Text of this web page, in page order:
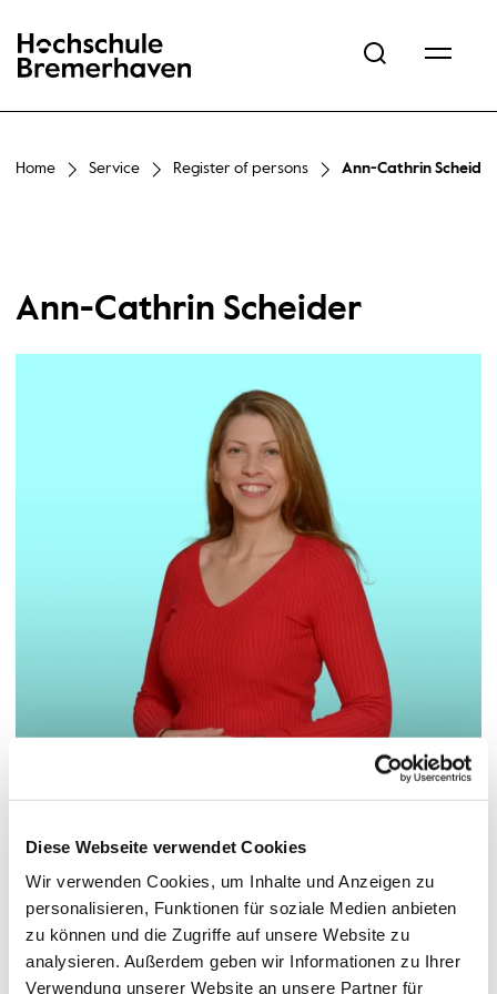
Diese Webseite verwendet Cookies
Wir verwenden Cookies, um Inhalte und Anzeigen zu
personalisieren, Funktionen für soziale Medien anbieten
zu können und die Zugriffe auf unsere Website zu
analysieren. Außerdem geben wir Informationen zu Ihrer
Verwendung unserer Website an unsere Partner für
Hochschule Bremerhaven
Home Service Register of persons Ann-Cathrin Scheider
Ann-Cathrin Scheider
© Hochschule Bremerhaven/Ann-Cathrin Scheider
Functions:
Lehrkraft für besondere Aufgaben
Tasks:
"Gründung, Innovation, Führung" Team Coach &
Qualitätsmanagement "International Tourism
Management: Cruise Business/ Innovation"
Dozentin & Qualitätsmanagement BeProf